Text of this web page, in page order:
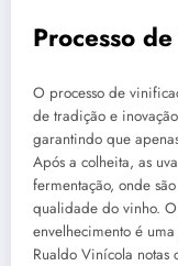
Processo
O processo de
de tradição e
garantindo que
Após a colheita, as
fermentação, onde
qualidade do vinho.
envelhecimento é
Rualdo Vinícola notas